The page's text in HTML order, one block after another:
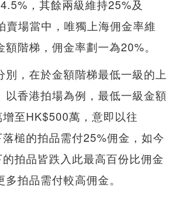
，其餘兩級維持25%及
賣場當中，唯獨上海佣金率維
階梯，佣金率劃一為20%。
別，在於金額階梯最低一級的上
以香港拍場為例，最低一級金額
至HK$500萬，意即以往
槌的拍品需付25%佣金，如今
拍品皆跌入此最高百份比佣金
拍品需付較高佣金。